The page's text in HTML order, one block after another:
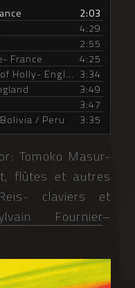
2:03
4:29
2:55
France
4:25
5. Deck the Hall with Boughs of Holly- England 3:34
3:49
3:47
/ Peru
3:35
Tomoko Masur-
flûtes et autres
claviers et
Fournier–